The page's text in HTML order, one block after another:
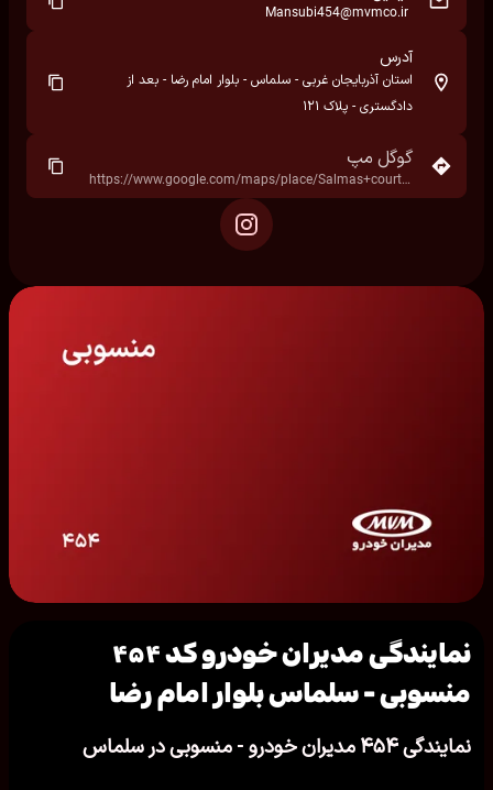
Mansubi454@mvmco.ir
آدرس
استان آذربایجان غربی - سلماس - بلوار امام رضا - بعد از
دادگستری - پلاک ۱۲۱
گوگل مپ
https://www.google.com/maps/place/Salmas+courthouse/@38.2204546,44.7673821,17z/data=!3m1!4b1!4m6!3m5!1s0x4011aeff29a877ed:0x4b3d605b01981662!8m2!3d38.2204546!4d44.7673821!16s%2Fg%2F11dxqn01f4
نمایندگی مدیران خودرو کد ۴۵۴
منسوبی - سلماس بلوار امام رضا
نمایندگی ۴۵۴ مدیران خودرو - منسوبی در سلماس